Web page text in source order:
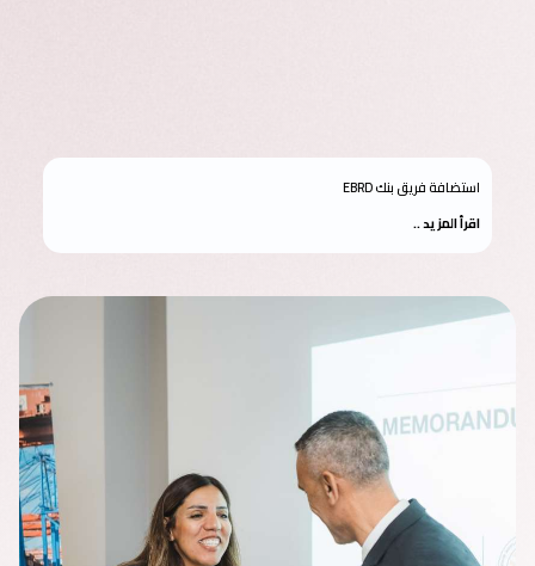
استضافة فريق بنك EBRD
اقرأ المزيد ..